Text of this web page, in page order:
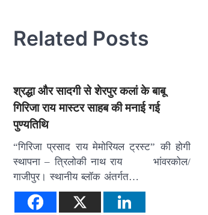
Related Posts
श्रद्धा और सादगी से शेरपुर कलां के बाबू
गिरिजा राय मास्टर साहब की मनाई गई
पुण्यतिथि
“गिरिजा प्रसाद राय मेमोरियल ट्रस्ट” की होगी
स्थापना – त्रिलोकी नाथ राय भांवरकोल/
गाजीपुर। स्थानीय ब्लॉक अंतर्गत…